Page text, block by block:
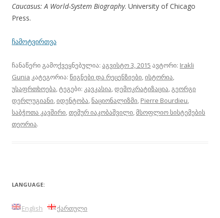
Caucasus: A World-System Biography. University of Chicago
Press.
ჩამოტვირთვა
ჩანაწერი გამოქვეყნებულია: აგვისტო 3, 2015 ავტორი: Irakli
Gunia კატეგორია: წიგნები და რეცენზიები,ისტორია,
უსაფრთხოება, ტეგები: კავკასია,დემოკრატიზაცია,გეორგი
დერლუგიანი,იდენტობა,ნაციონალიზმი, Pierre Bourdieu,
საბჭოთა კავშირი,თემურ იაკობაშვილი,მსოფლიო სისტემების
თეორია.
LANGUAGE:
English ქართული